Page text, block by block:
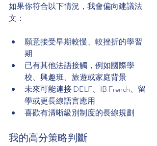
如果你符合以下情況，我會偏向建議法
文：
願意接受早期較慢、較挫折的學習
期
已有其他法語接觸，例如國際學
校、興趣班、旅遊或家庭背景
未來可能連接 DELF、IB French、留
學或更長線語言應用
喜歡有清晰級別制度的長線規劃
我的高分策略判斷